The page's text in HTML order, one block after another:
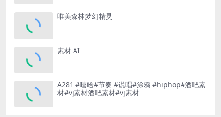
唯美森林梦幻精灵
素材 AI
A281 #嘻哈#节奏 #说唱#涂鸦 #hiphop#酒吧素
材#vj素材酒吧素材#vj素材